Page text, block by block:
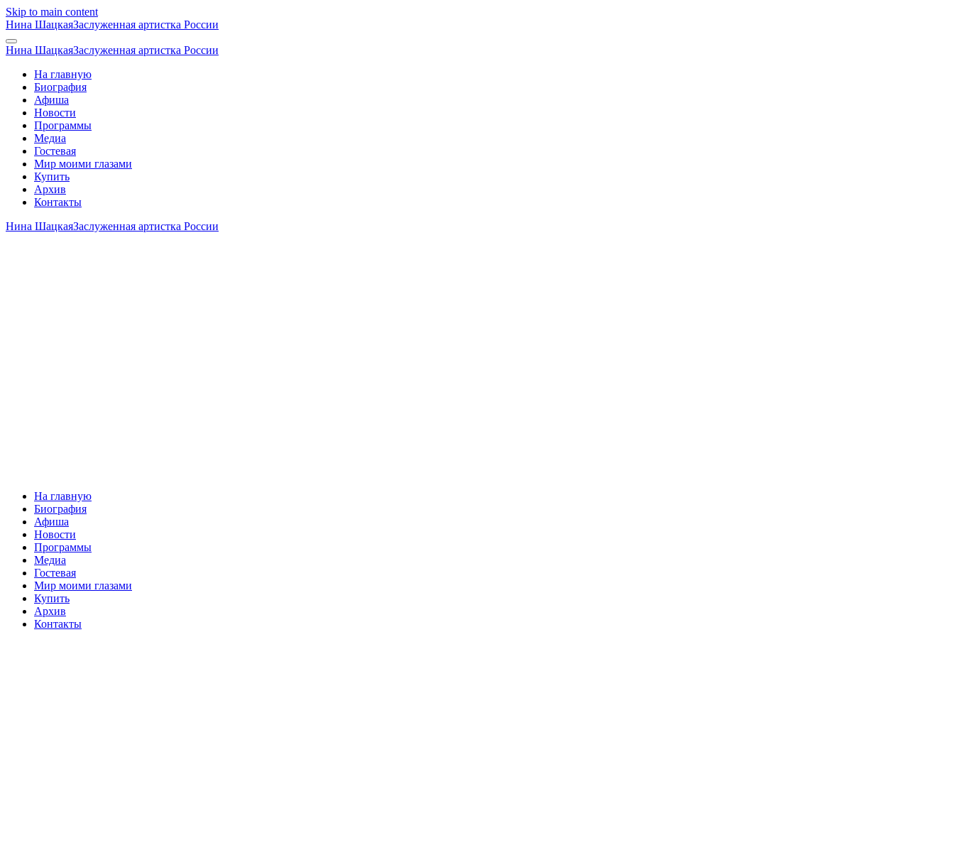
Skip to main content
Нина ШацкаяЗаслуженная артистка России
Нина ШацкаяЗаслуженная артистка России
На главную
Биография
Афиша
Новости
Программы
Медиа
Гостевая
Мир моими глазами
Купить
Архив
Контакты
Нина ШацкаяЗаслуженная артистка России
На главную
Биография
Афиша
Новости
Программы
Медиа
Гостевая
Мир моими глазами
Купить
Архив
Контакты